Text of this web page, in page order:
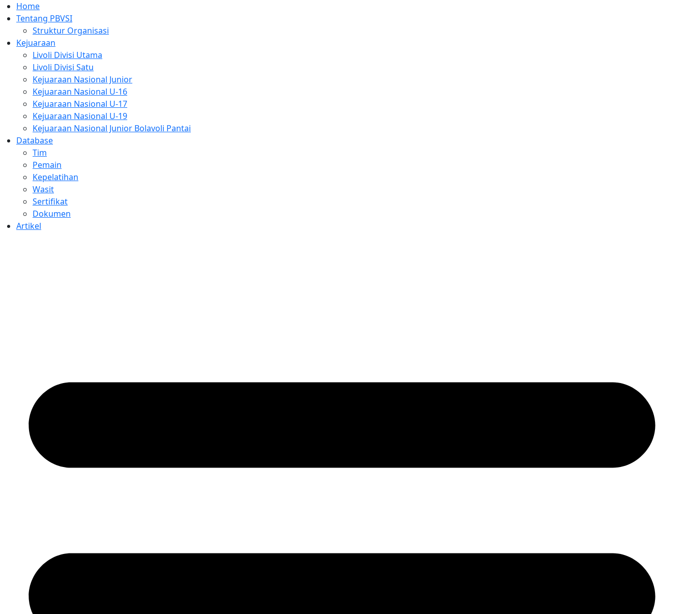
Home
Tentang PBVSI
Struktur Organisasi
Kejuaraan
Livoli Divisi Utama
Livoli Divisi Satu
Kejuaraan Nasional Junior
Kejuaraan Nasional U-16
Kejuaraan Nasional U-17
Kejuaraan Nasional U-19
Kejuaraan Nasional Junior Bolavoli Pantai
Database
Tim
Pemain
Kepelatihan
Wasit
Sertifikat
Dokumen
Artikel